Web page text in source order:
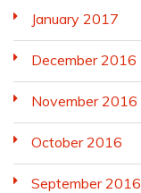
January 2017
December 2016
November 2016
October 2016
September 2016